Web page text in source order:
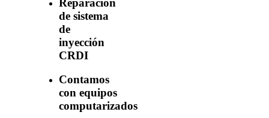
Reparación
de sistema
de
inyección
CRDI
Contamos
con equipos
computarizados